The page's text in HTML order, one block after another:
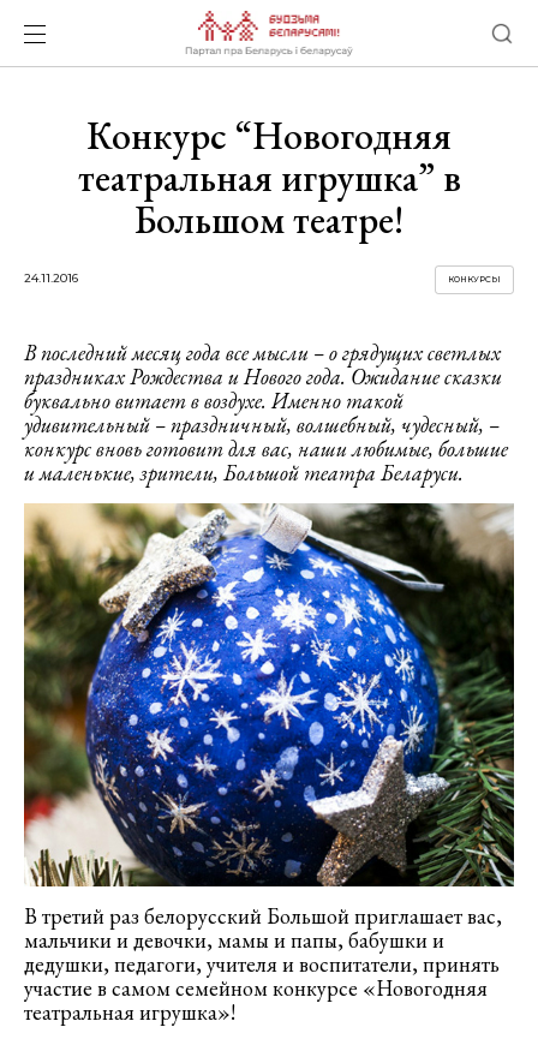
Конкурс “Новогодняя
театральная игрушка” в
Большом театре!
24.11.2016 КОНКУРСЫ
В последний месяц года все мысли – о грядущих светлых
праздниках Рождества и Нового года. Ожидание сказки
буквально витает в воздухе. Именно такой
удивительный – праздничный, волшебный, чудесный, –
конкурс вновь готовит для вас, наши любимые, большие
и маленькие, зрители, Большой театра Беларуси.
В третий раз белорусский Большой приглашает вас,
мальчики и девочки, мамы и папы, бабушки и
дедушки, педагоги, учителя и воспитатели, принять
участие в самом семейном конкурсе «Новогодняя
театральная игрушка»!